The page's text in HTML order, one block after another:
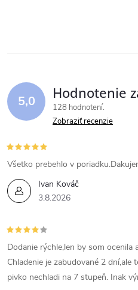
5,0 Hodnotenie
128 hodnotení
Zobraziť recenzie
Ivan Kováč
3.8.2026
Všetko prebehlo v
Dodanie rýchle,len by som ocenila
Chladenie je zabudované 2 dní,ale
pivko nechladi na 7 stupeň. Inak